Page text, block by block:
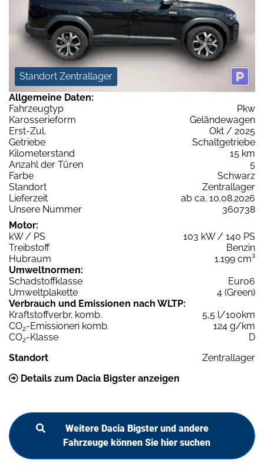
Standort Zentrallager
Allgemeine Daten:
Fahrzeugtyp
Pkw
Karosserieform
Geländewagen
Erst-Zul.
Okt / 2025
Getriebe
Schaltgetriebe
Kilometerstand
15 km
Anzahl der Türen
5
Farbe
Schwarz
Standort
Zentrallager
Lieferzeit
ab ca. 10.08.2026
Unsere Nummer
360738
Motor:
kW / PS
103 kW / 140 PS
Treibstoff
Benzin
Hubraum
1.199 cm³
Umweltnormen:
Schadstoffklasse
Euro6
Umweltplakette
4 (Green)
Verbrauch und Emissionen nach WLTP:
Kraftstoffverbr. komb.
5,5 l/100km
CO2-Emissionen komb.
124 g/km
CO2-Klasse
D
Standort
Zentrallager
Details zum Dacia Bigster anzeigen
Weitere Dacia Bigster und andere
Fahrzeuge können Sie hier suchen